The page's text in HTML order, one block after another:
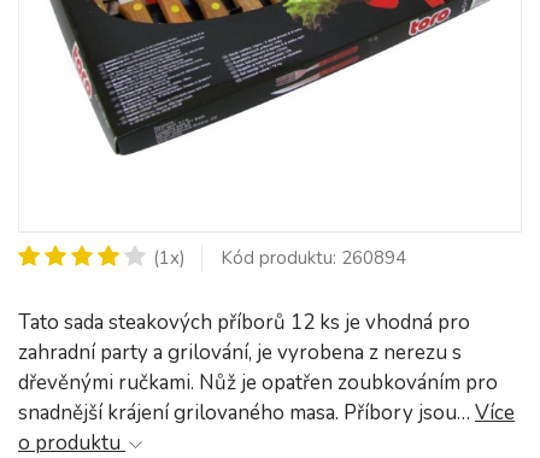
(1x) Kód produktu: 260894
Tato sada steakových příborů 12 ks je vhodná pro
zahradní party a grilování, je vyrobena z nerezu s
dřevěnými ručkami. Nůž je opatřen zoubkováním pro
snadnější krájení grilovaného masa. Příbory jsou… Více
o produktu